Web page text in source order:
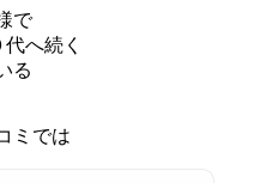
で
へ続く
る
ミでは